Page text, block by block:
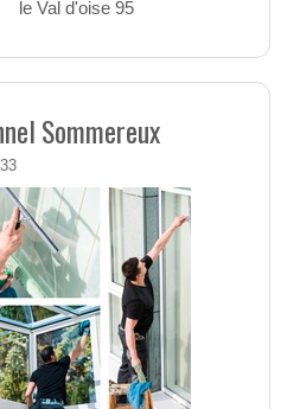
le Val d'oise 95
Sommereux